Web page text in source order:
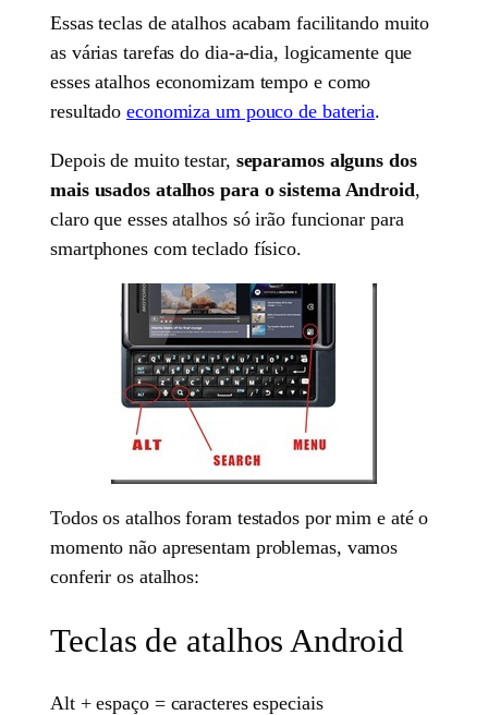
Essas teclas de atalhos acabam facilitando muito
as várias tarefas do dia-a-dia, logicamente que
esses atalhos economizam tempo e como
resultadoeconomiza um pouco de bateria.
Depois de muito testar, separamos alguns dos
mais usados atalhos para o sistema Android,
claro que esses atalhos só irão funcionar para
smartphones com teclado físico.
Todos os atalhos foram testados por mim e até o
momento não apresentam problemas, vamos
conferir os atalhos:
Teclas de atalhos Android
Alt + espaço = caracteres especiais